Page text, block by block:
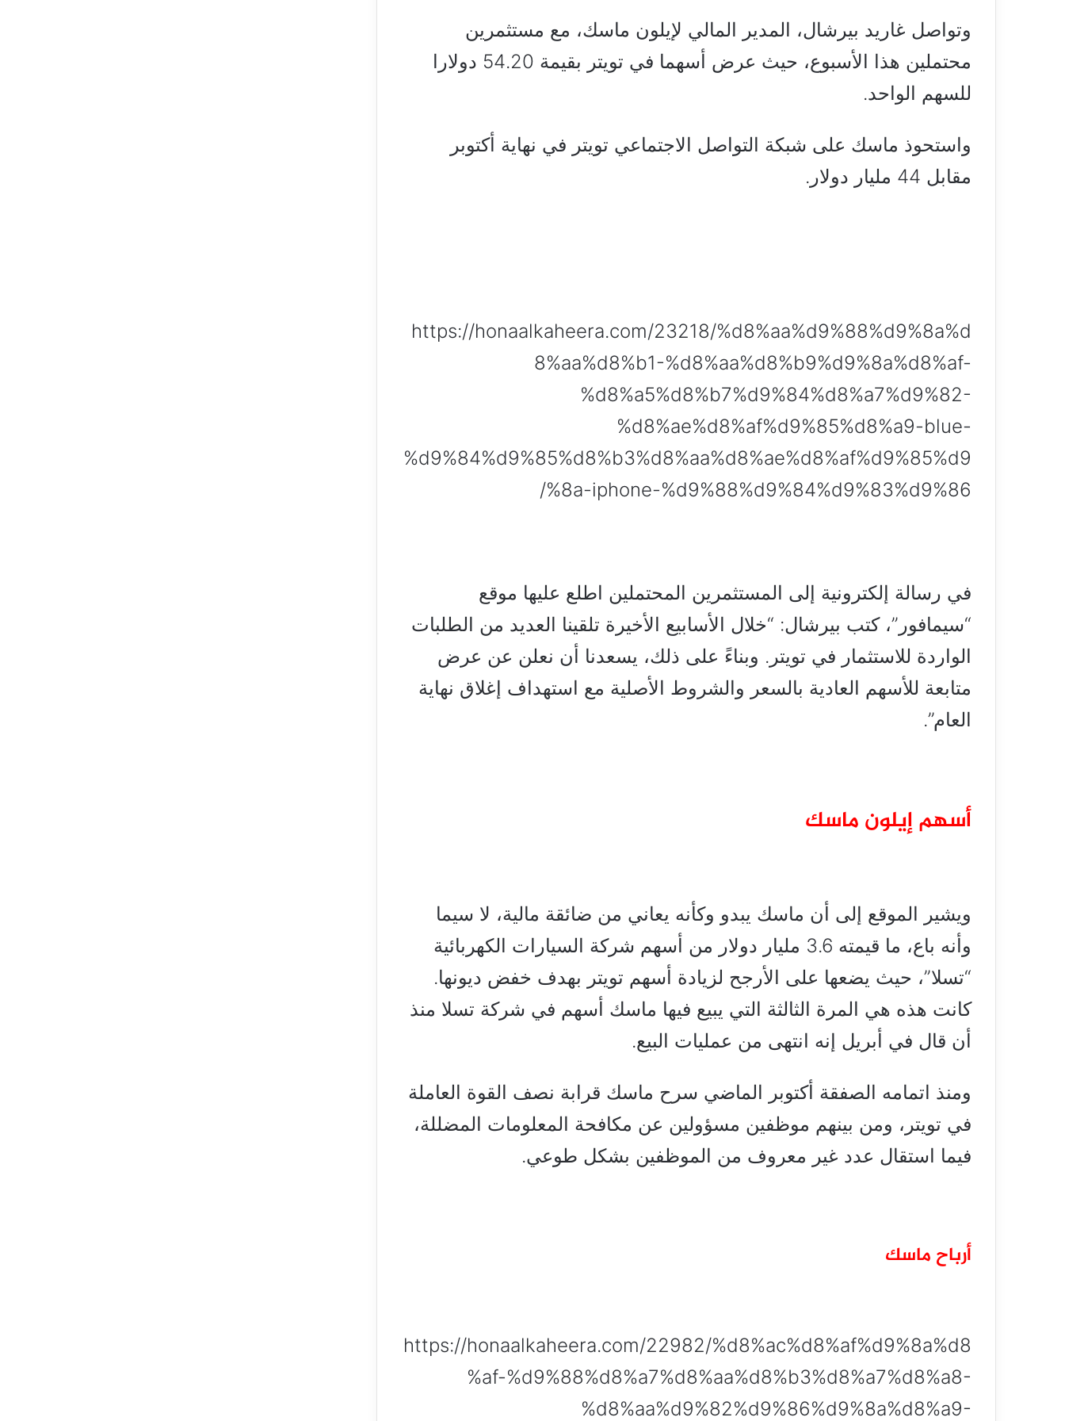
وتواصل غاريد بيرشال، المدير المالي ل‍إيلون ماسك، مع مستثمرين
محتملين هذا الأسبوع، حيث عرض أسهما في تويتر بقيمة 54.20 دولارا
للسهم الواحد.
واستحوذ ماسك على شبكة التواصل الاجتماعي تويتر في نهاية أكتوبر
مقابل 44 مليار دولار.
https://honaalkaheera.com/23218/%d8%aa%d9%88%d9%8a%d
8%aa%d8%b1-%d8%aa%d8%b9%d9%8a%d8%af-
%d8%a5%d8%b7%d9%84%d8%a7%d9%82-
%d8%ae%d8%af%d9%85%d8%a9-blue-
%d9%84%d9%85%d8%b3%d8%aa%d8%ae%d8%af%d9%85%d9
%8a-iphone-%d9%88%d9%84%d9%83%d9%86/
في رسالة إلكترونية إلى المستثمرين المحتملين اطلع عليها موقع
“سيمافور”، كتب بيرشال: “خلال الأسابيع الأخيرة تلقينا العديد من الطلبات
الواردة للاستثمار في تويتر. وبناءً على ذلك، يسعدنا أن نعلن عن عرض
متابعة للأسهم العادية بالسعر والشروط الأصلية مع استهداف إغلاق نهاية
العام”.
أسهم إيلون ماسك
ويشير الموقع إلى أن ماسك يبدو وكأنه يعاني من ضائقة مالية، لا سيما
وأنه باع، ما قيمته 3.6 مليار دولار من أسهم شركة السيارات الكهربائية
“تسلا”، حيث يضعها على الأرجح لزيادة أسهم تويتر بهدف خفض ديونها.
كانت هذه هي المرة الثالثة التي يبيع فيها ماسك أسهم في شركة تسلا منذ
أن قال في أبريل إنه انتهى من عمليات البيع.
ومنذ اتمامه الصفقة أكتوبر الماضي سرح ماسك قرابة نصف القوة العاملة
في تويتر، ومن بينهم موظفين مسؤولين عن مكافحة المعلومات المضللة،
فيما استقال عدد غير معروف من الموظفين بشكل طوعي.
أرباح ماسك
https://honaalkaheera.com/22982/%d8%ac%d8%af%d9%8a%d8
%af-%d9%88%d8%a7%d8%aa%d8%b3%d8%a7%d8%a8-
%d8%aa%d9%82%d9%86%d9%8a%d8%a9-